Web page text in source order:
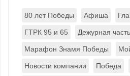
80 лет Победы Афиша
ГТРК 95 и 65 Дежурная часть
Марафон Знамя Победы
Новости компании Победа